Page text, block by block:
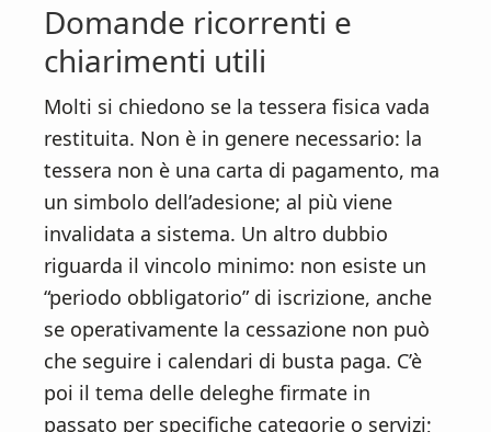
Domande ricorrenti e
chiarimenti utili
Molti si chiedono se la tessera fisica vada
restituita. Non è in genere necessario: la
tessera non è una carta di pagamento, ma
un simbolo dell’adesione; al più viene
invalidata a sistema. Un altro dubbio
riguarda il vincolo minimo: non esiste un
“periodo obbligatorio” di iscrizione, anche
se operativamente la cessazione non può
che seguire i calendari di busta paga. C’è
poi il tema delle deleghe firmate in
passato per specifiche categorie o servizi;